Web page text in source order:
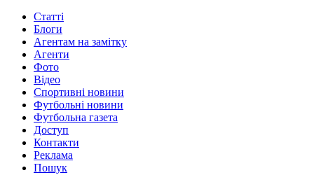
Статті
Блоги
Агентам на замітку
Агенти
Фото
Відео
Спортивні новини
Футбольні новини
Футбольна газета
Доступ
Контакти
Реклама
Пошук